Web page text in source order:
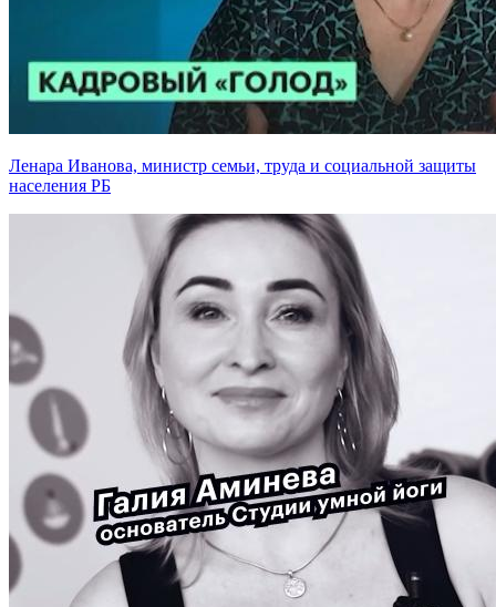
Ленара Иванова, министр семьи, труда и социальной защиты
населения РБ